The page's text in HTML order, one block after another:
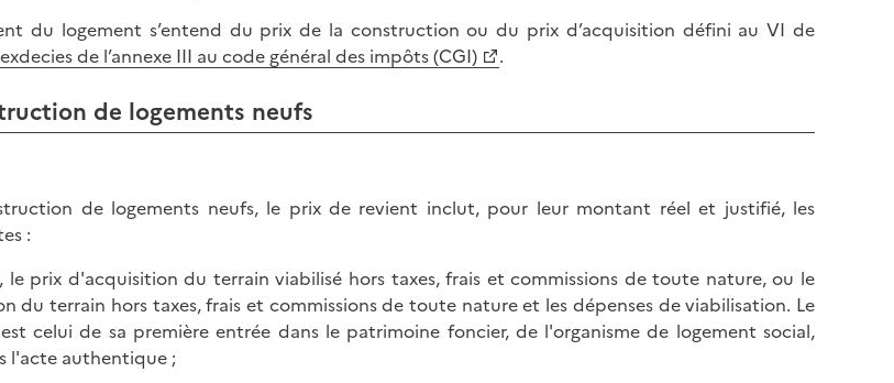
du logement s’entend du prix de la construction ou du prix d’acquisition défini au VI de
de l’annexe III au code général des impôts (CGI) .
de logements neufs
de logements neufs, le prix de revient inclut, pour leur montant réel et justifié, les
:
le prix d'acquisition du terrain viabilisé hors taxes, frais et commissions de toute nature, ou le
du terrain hors taxes, frais et commissions de toute nature et les dépenses de viabilisation. Le
celui de sa première entrée dans le patrimoine foncier, de l'organisme de logement social,
l'acte authentique ;